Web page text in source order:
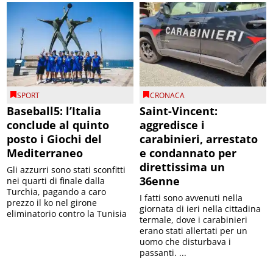
SPORT
Baseball5: l’Italia
conclude al quinto
posto i Giochi del
Mediterraneo
Gli azzurri sono stati sconfitti
nei quarti di finale dalla
Turchia, pagando a caro
prezzo il ko nel girone
eliminatorio contro la Tunisia
CRONACA
Saint-Vincent:
aggredisce i
carabinieri, arrestato
e condannato per
direttissima un
36enne
I fatti sono avvenuti nella
giornata di ieri nella cittadina
termale, dove i carabinieri
erano stati allertati per un
uomo che disturbava i
passanti. ...